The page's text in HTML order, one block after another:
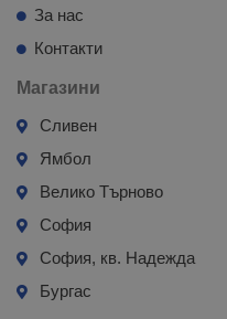
За нас
Контакти
Магазини
Сливен
Ямбол
Велико Търново
София
София, кв. Надежда
Бургас